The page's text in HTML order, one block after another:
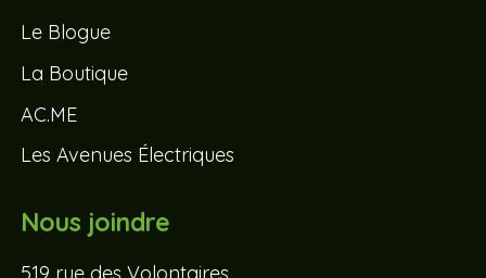
Le Blogue
La Boutique
AC.ME
Les Avenues Électriques
Nous joindre
519 rue des Volontaires